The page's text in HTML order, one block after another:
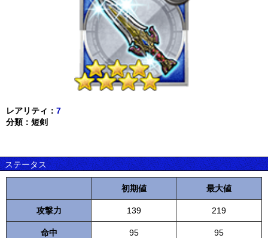
レアリティ： 7
分類：短剣
ステータス
初期値 最大値
攻撃力 139 219
命中 95 95